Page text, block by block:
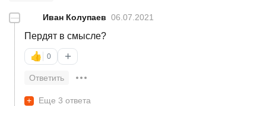
— Иван Колупаев 06.07.2021
Пердят в смысле?
👍 0 +
Ответить
+ Еще 3 ответа